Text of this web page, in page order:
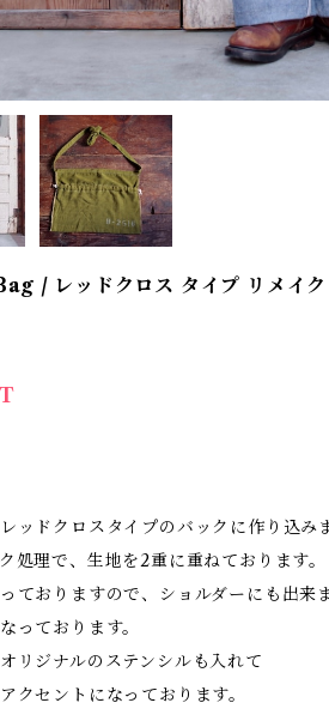
/ レッドクロス タイプ リメイク
ッドクロスタイプのバックに作り込み
処理で、生地を2重に重ねております。
ておりますので、ショルダーにも出来
っております。
リジナルのステンシルも入れて
クセントになっております。